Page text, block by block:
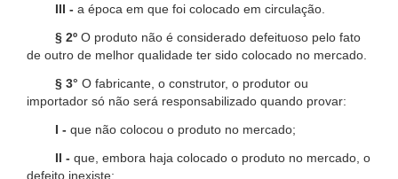
III - a época em que foi colocado em circulação.
§ 2º O produto não é considerado defeituoso pelo fato
de outro de melhor qualidade ter sido colocado no mercado.
§ 3° O fabricante, o construtor, o produtor ou
importador só não será responsabilizado quando provar:
I - que não colocou o produto no mercado;
II - que, embora haja colocado o produto no mercado, o
defeito inexiste;